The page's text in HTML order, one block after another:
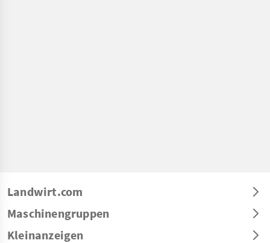
Landwirt.com
Maschinengruppen
Kleinanzeigen